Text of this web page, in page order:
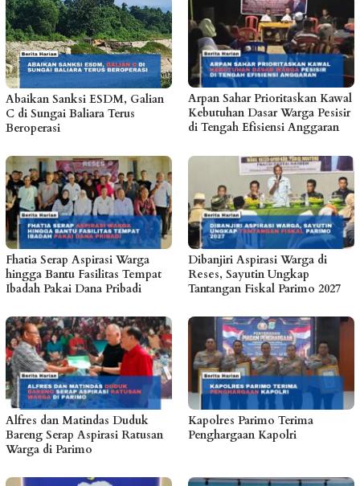
Abaikan Sanksi ESDM, Galian
C di Sungai Baliara Terus
Beroperasi
Arpan Sahar Prioritaskan Kawal
Kebutuhan Dasar Warga Pesisir
di Tengah Efisiensi Anggaran
Fhatia Serap Aspirasi Warga
hingga Bantu Fasilitas Tempat
Ibadah Pakai Dana Pribadi
Dibanjiri Aspirasi Warga di
Reses, Sayutin Ungkap
Tantangan Fiskal Parimo 2027
Alfres dan Matindas Duduk
Bareng Serap Aspirasi Ratusan
Warga di Parimo
Kapolres Parimo Terima
Penghargaan Kapolri